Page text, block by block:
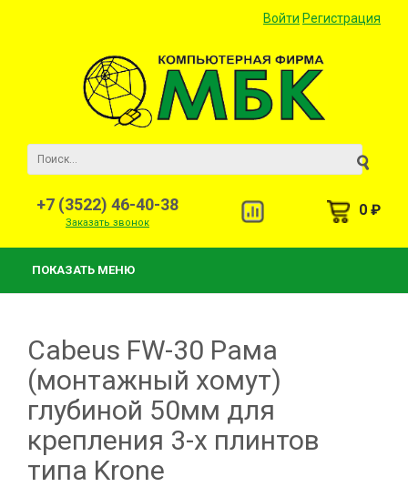
Войти Регистрация
+7 (3522) 46-40-38
Заказать звонок
0 ₽
ПОКАЗАТЬ МЕНЮ
Cabeus FW-30 Рама
(монтажный хомут)
глубиной 50мм для
крепления 3-х плинтов
типа Krone